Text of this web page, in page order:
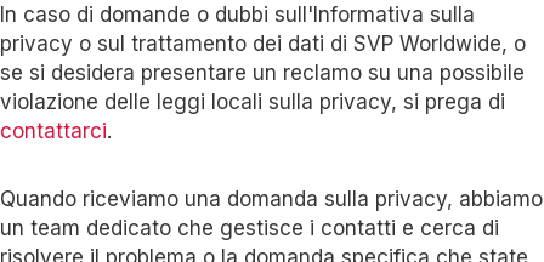
In caso di domande o dubbi sull'Informativa sulla
privacy o sul trattamento dei dati di SVP Worldwide, o
se si desidera presentare un reclamo su una possibile
violazione delle leggi locali sulla privacy, si prega di
contattarci.
Quando riceviamo una domanda sulla privacy, abbiamo
un team dedicato che gestisce i contatti e cerca di
risolvere il problema o la domanda specifica che state